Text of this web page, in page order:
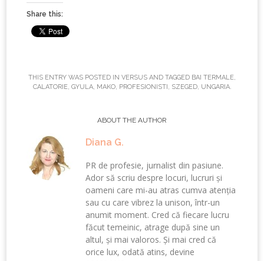
Share this:
THIS ENTRY WAS POSTED IN VERSUS AND TAGGED BAI TERMALE,
CALATORIE, GYULA, MAKO, PROFESIONISTI , SZEGED, UNGARIA.
ABOUT THE AUTHOR
Diana G.
PR de profesie, jurnalist din pasiune.
Ador să scriu despre locuri, lucruri și
oameni care mi-au atras cumva atenția
sau cu care vibrez la unison, într-un
anumit moment. Cred că fiecare lucru
făcut temeinic, atrage după sine un
altul, și mai valoros. Și mai cred că
orice lux, odată atins, devine